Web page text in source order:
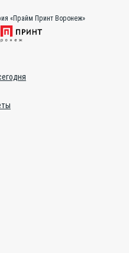
«Прайм Принт Воронеж»